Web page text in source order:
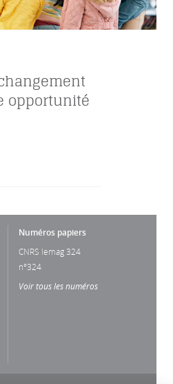
opportunité
Numéros papiers
CNRS lemag 324
n°324
Voir tous les numéros